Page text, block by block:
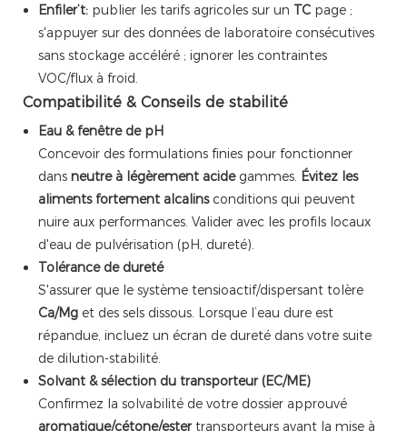
Enfiler’t: publier les tarifs agricoles sur un TC page ;
s'appuyer sur des données de laboratoire consécutives
sans stockage accéléré ; ignorer les contraintes
VOC/flux à froid.
Compatibilité & Conseils de stabilité
Eau & fenêtre de pH
Concevoir des formulations finies pour fonctionner
dans neutre à légèrement acide gammes. Évitez les
aliments fortement alcalins conditions qui peuvent
nuire aux performances. Valider avec les profils locaux
d'eau de pulvérisation (pH, dureté).
Tolérance de dureté
S'assurer que le système tensioactif/dispersant tolère
Ca/Mg et des sels dissous. Lorsque l’eau dure est
répandue, incluez un écran de dureté dans votre suite
de dilution-stabilité.
Solvant & sélection du transporteur (EC/ME)
Confirmez la solvabilité de votre dossier approuvé
aromatique/cétone/estertransporteurs avant la mise à